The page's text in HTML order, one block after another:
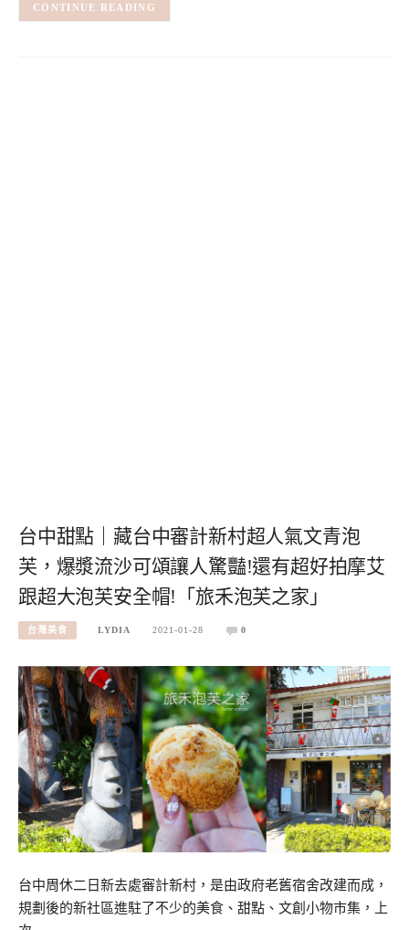
CONTINUE READING
台中甜點｜藏台中審計新村超人氣文青泡
芙，爆漿流沙可頌讓人驚豔!還有超好拍摩艾
跟超大泡芙安全帽!「旅禾泡芙之家」
台灣美食 LYDIA 2021-01-28 0
台中周休二日新去處審計新村，是由政府老舊宿舍改建而成，
規劃後的新社區進駐了不少的美食、甜點、文創小物市集，上